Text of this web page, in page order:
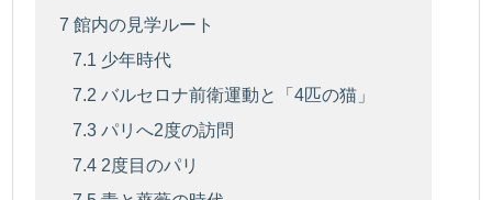
7 館内の見学ルート
7.1 少年時代
7.2 バルセロナ前衛運動と「4匹の猫」
7.3 パリへ2度の訪問
7.4 2度目のパリ